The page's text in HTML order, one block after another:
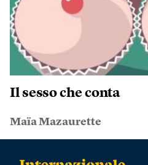
Il sesso che conta
Maïa Mazaurette